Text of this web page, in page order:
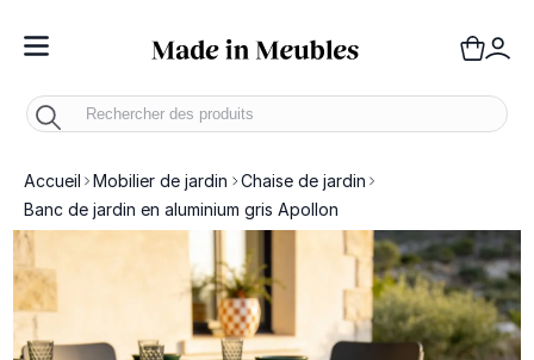
Toggle Nav
Accueil Mobilier de jardin
Chaise de jardin
Banc de jardin en aluminium gris Apollon